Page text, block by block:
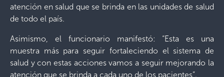
atención en salud que se brinda en las unidades de salud
de todo el país.
Asimismo, el funcionario manifestó: “Esta es una
muestra más para seguir fortaleciendo el sistema de
salud y con estas acciones vamos a seguir mejorando la
atención que se brinda a cada uno de los pacientes”.